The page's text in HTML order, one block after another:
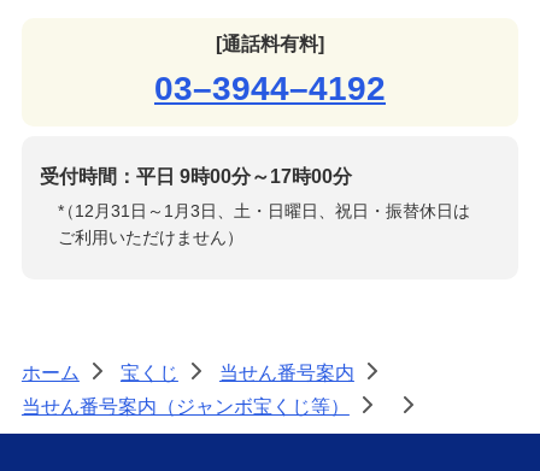
[通話料有料]
03–3944–4192
受付時間：平日 9時00分～17時00分
*
（12月31日～1月3日、土・日曜日、祝日・振替休日は
ご利用いただけません）
ホーム > 宝くじ > 当せん番号案内
>
当せん番号案内（ジャンボ宝くじ等）
> >